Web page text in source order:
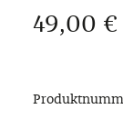
Regulärer
49,00 €